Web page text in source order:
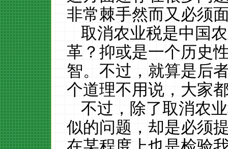
非常棘手然而又必须
取消农业税是中国
革？抑或是一个历史
智。不过，就算是后
个道理不用说，大家
不过，除了取消农
似的问题，却是必须